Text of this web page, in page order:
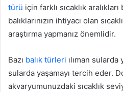
türü için farklı sıcaklık
balıklarınızın ihtiyacı olan
araştırma yapmanız önemlidir.
Bazı balık türleri ılıman sularda
sularda yaşamayı tercih eder.
akvaryumunuzdaki sıcaklık